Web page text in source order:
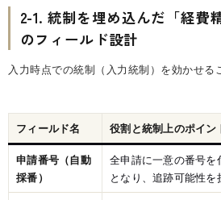
2-1. 統制を埋め込んだ「経費
のフィールド設計
入力時点での統制（入力統制）を効かせる
フィールド名 役割と統制上のポイン
申請番号（自動
採番）
全申請に一意の番号
となり、追跡可能性を